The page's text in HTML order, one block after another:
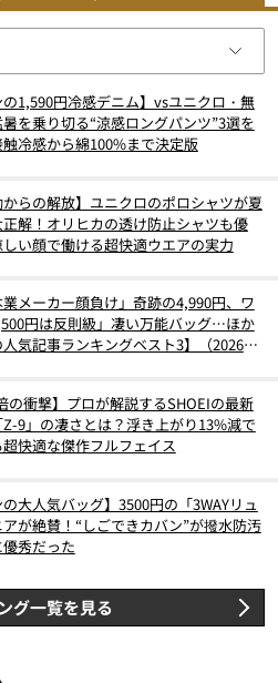
の1,590円冷感デニム】vsユニクロ・無
を乗り切る“涼感ロングパンツ”3選を
冷感から綿100%まで決定版
からの解放】ユニクロのポロシャツが夏
解！オリヒカの透け防止シャツも優
い顔で働ける超快適ウエアの実力
メーカー顔負け」奇跡の4,990円、ワ
円は反則級」凄い万能バッグ…ほか
人気記事ランキングベスト3】（2026年
の衝撃】プロが解説するSHOEIの最新
9」の凄さとは？浮き上がり13%減で
快適な傑作フルフェイス
の大人気バッグ】3500円の「3WAYリュ
が絶賛！“しごできカバン”が撥水防汚
秀だった
グ一覧を見る